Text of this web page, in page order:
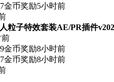
金币奖励5小时前
粒子特效套装AE/PR插件
前
金币奖励8小时前
金币奖励8小时前